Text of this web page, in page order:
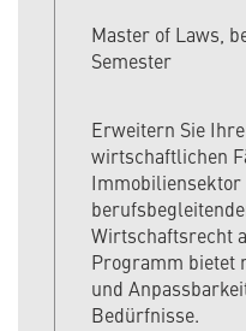
Master of Laws,
Semester
Erweitern Sie
wirtschaftlichen
Immobiliensektor
Wirtschaftsrecht
Programm bietet
und
Bedürfnisse.